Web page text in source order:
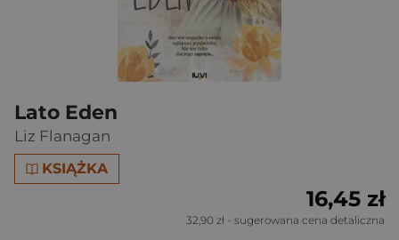
Lato Eden
Liz Flanagan
KSIĄŻKA
16,45 zł
32,90 zł - sugerowana cena detaliczna